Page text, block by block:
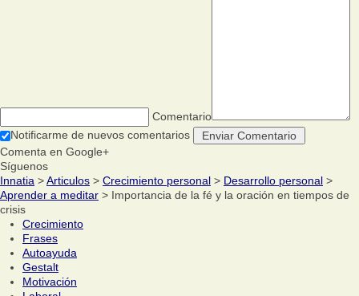
Comentario
Notificarme de nuevos comentarios
Comenta en Google+
Síguenos
Innatia >Articulos > Crecimiento personal > Desarrollo personal >
Aprender a meditar > Importancia de la fé y la oración en tiempos de
crisis
Crecimiento
Frases
Autoayuda
Gestalt
Motivación